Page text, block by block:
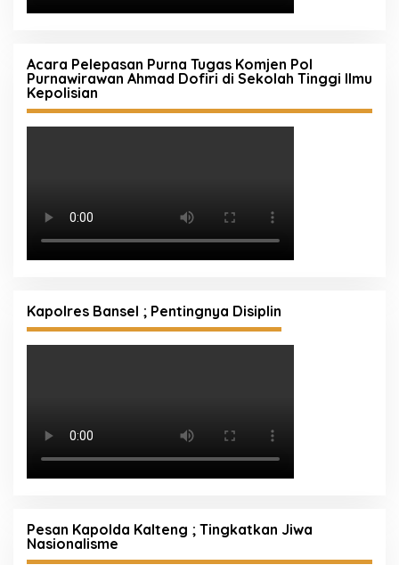
Acara Pelepasan Purna Tugas Komjen Pol
Purnawirawan Ahmad Dofiri di Sekolah Tinggi Ilmu
Kepolisian
Kapolres Bansel ; Pentingnya Disiplin
Pesan Kapolda Kalteng ; Tingkatkan Jiwa
Nasionalisme